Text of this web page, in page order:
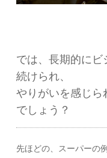
では、長期的にビ
続けられ、
やりがいを感じら
でしょう？
先ほどの、スーパーの